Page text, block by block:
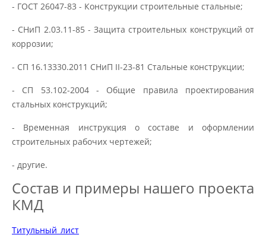
- ГОСТ 26047-83 - Конструкции строительные стальные;
- СНиП 2.03.11-85 - Защита строительных конструкций от
коррозии;
- СП 16.13330.2011 СНиП II-23-81 Стальные конструкции;
- СП 53.102-2004 - Общие правила проектирования
стальных конструкций;
- Временная инструкция о составе и оформлении
строительных рабочих чертежей;
- другие.
Состав и примеры нашего проекта
КМД
Титульный_лист